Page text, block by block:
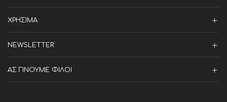
ΧΡΗΣΙΜΑ
NEWSLETTER
ΑΣ ΓΙΝΟΥΜΕ ΦΙΛΟΙ